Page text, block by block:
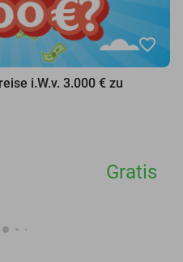
favorite_border
i.W.v. 3.000 € zu
Gratis